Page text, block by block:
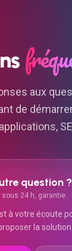
de
24 h, garantie.
à votre écoute
la
Devis